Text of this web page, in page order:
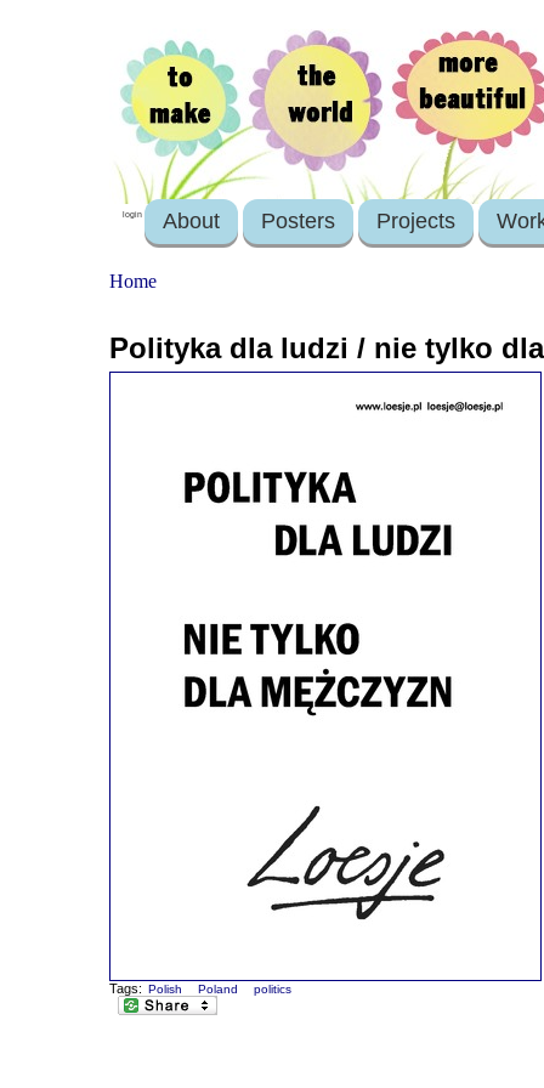
login About Posters Projects
Home
Polityka dla ludzi / nie tylko
Tags: Polish Poland politics